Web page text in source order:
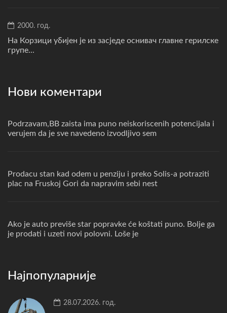
2000. год.
На Корзици убијен је из засједе оснивач главне герилске
групе...
Нови коментари
Podrzavam,BB zaista ima puno neiskoriscenih potencijala i
verujem da je sve navedeno izvodljivo sem
Prodacu stan kad odem u penziju i preko Solis-a potraziti
plac na Fruskoj Gori da napravim sebi nest
Ako je auto previše star popravke će koštati puno. Bolje ga
je prodati i uzeti novi polovni. Loše je
Најпопуларније
28.07.2026. год.